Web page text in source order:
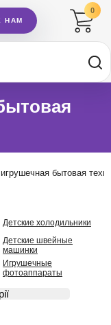
НАМ
0
бытовая
Детские холодильники
Детские швейные
машинки
Игрушечные
фотоаппараты